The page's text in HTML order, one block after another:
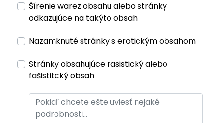
Šírenie warez obsahu alebo stránky
odkazujúce na takýto obsah
Nazamknuté stránky s erotickým obsahom
Stránky obsahujúce rasistický alebo
fašistitcký obsah